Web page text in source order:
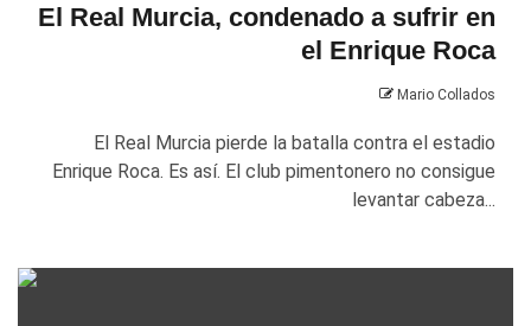
El Real Murcia, condenado a sufrir en
el Enrique Roca
Mario Collados
El Real Murcia pierde la batalla contra el estadio
Enrique Roca. Es así. El club pimentonero no consigue
levantar cabeza...